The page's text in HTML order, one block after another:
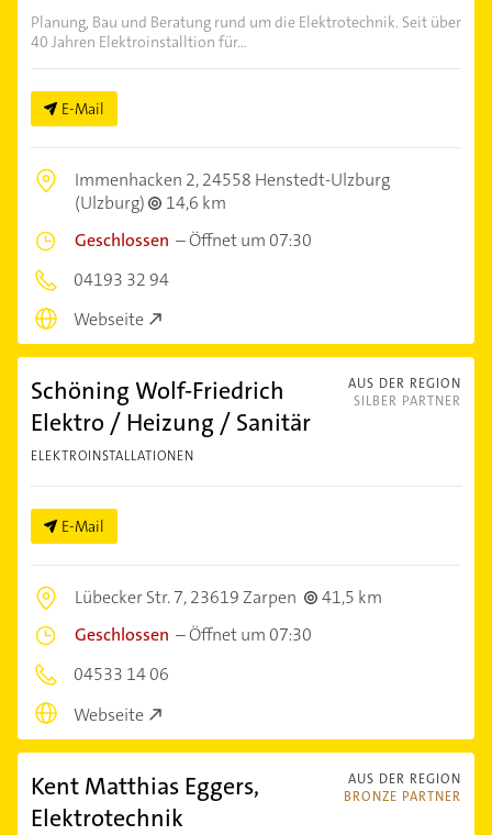
Planung, Bau und Beratung rund um die Elektrotechnik. Seit über
40 Jahren Elektroinstalltion für...
E-Mail
Immenhacken 2,24558 Henstedt-Ulzburg
(Ulzburg)
14,6 km
Geschlossen –Öffnet um 07:30
04193 32 94
Webseite
AUS DER REGION
SILBER PARTNER
Schöning Wolf-Friedrich
Elektro / Heizung / Sanitär
ELEKTROINSTALLATIONEN
E-Mail
Lübecker Str. 7,23619 Zarpen
41,5 km
Geschlossen –Öffnet um 07:30
04533 14 06
Webseite
AUS DER REGION
BRONZE PARTNER
Kent Matthias Eggers,
Elektrotechnik